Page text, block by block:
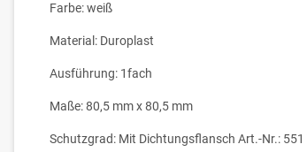
Farbe: weiß
Material: Duroplast
Ausführung: 1fach
Maße: 80,5 mm x 80,5 mm
Schutzgrad: Mit Dichtungsflansch Art.-Nr.: